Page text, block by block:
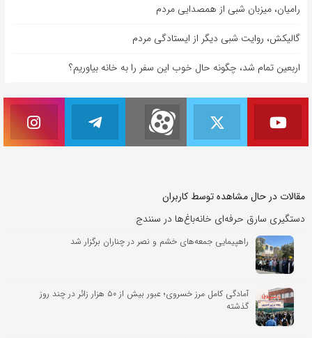
رامیان، میزبان شبی از همصدایی مردم
گالیکش، روایت شبی دیگر از ایستادگی مردم
اربعین تمام شد، چگونه حال خوب این سفر را به خانه بیاوریم؟
مقالات در حال مشاهده توسط کاربران
دستگیری سارق حرفه‌ای خانه‌باغ‌ها در سنندج
راهپیمایی جمعه‌های خشم و نصر در چناران برگزار شد
آمادگی کامل مرز خسروی؛ عبور بیش از ۵۰ هزار زائر در چند روز
گذشته